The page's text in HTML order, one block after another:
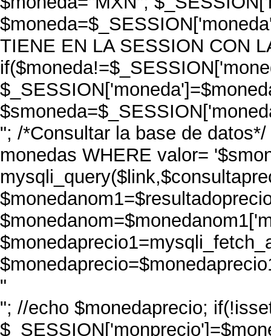
TIENE EN LA SESSION CON
"; /*Consultar la base de
monedas WHERE valor=
"
"; //echo $monedaprecio;